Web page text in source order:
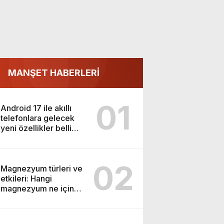
MANŞET HABERLERİ
Android 17 ile akıllı
telefonlara gelecek
yeni özellikler belli
01
Magnezyum türleri ve
etkileri: Hangi
magnezyum ne için
02